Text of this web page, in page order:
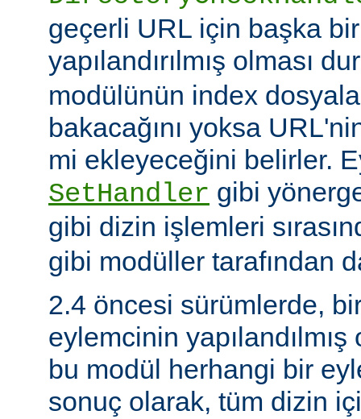
geçerli URL için başka
yapılandırılmış olması
modülünün index
bakacağını yoksa
mi ekleyeceğini belirler.
SetHandler gibi
gibi dizin işlemleri
gibi modüller tarafından
2.4 öncesi sürümlerde,
eylemcinin
bu modül herhangi bir
sonuç olarak, tüm dizin